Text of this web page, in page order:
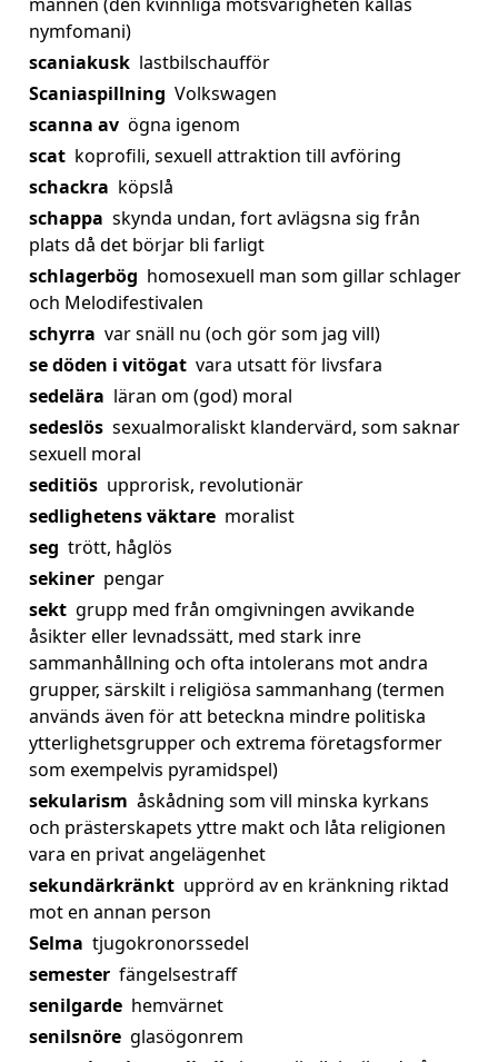
nymfomani)
scaniakusk lastbilschaufför
Scaniaspillning Volkswagen
scanna av ögna igenom
scat koprofili, sexuell attraktion till avföring
schackra köpslå
schappa skynda undan, fort avlägsna sig från
plats då det börjar bli farligt
schlagerbög homosexuell man som gillar schlager
och Melodifestivalen
schyrra var snäll nu (och gör som jag vill)
se döden i vitögat vara utsatt för livsfara
sedelära läran om (god) moral
sedeslös sexualmoraliskt klandervärd, som saknar
sexuell moral
seditiös upprorisk, revolutionär
sedlighetens väktare moralist
seg trött, håglös
sekiner pengar
sekt grupp med från omgivningen avvikande
åsikter eller levnadssätt, med stark inre
sammanhållning och ofta intolerans mot andra
grupper, särskilt i religiösa sammanhang (termen
används även för att beteckna mindre politiska
ytterlighetsgrupper och extrema företagsformer
som exempelvis pyramidspel)
sekularism åskådning som vill minska kyrkans
och prästerskapets yttre makt och låta religionen
vara en privat angelägenhet
sekundärkränkt upprörd av en kränkning riktad
mot en annan person
Selma tjugokronorssedel
semester fängelsestraff
senilgarde hemvärnet
senilsnöre glasögonrem